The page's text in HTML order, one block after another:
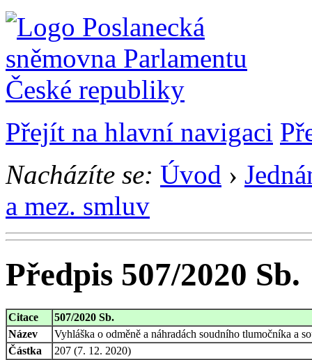
Přejít na hlavní navigaci
Nacházíte se: Úvod ›
a mez. smluv
Předpis 507/2020 Sb.
Citace
507/2020 Sb.
Název
Vyhláška o odměně a náhradách soudního tlumočníka a
Částka
207 (7. 12. 2020)